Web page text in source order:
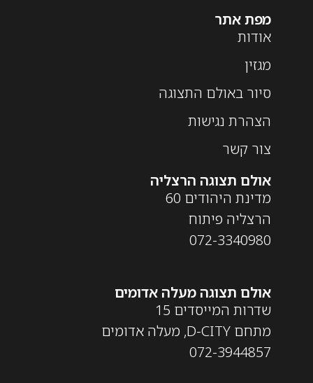
מפת אתר
אודות
מגזין
סיור באולם התצוגה
הצהרת נגישות
צור קשר
אולם תצוגה הרצליה
מדינת היהודים 60
הרצליה פיתוח
072-3340980
אולם תצוגה מעלה אדומים
שדרות המייסדים 15
מתחם D-CITY, מעלה אדומים
072-3944857